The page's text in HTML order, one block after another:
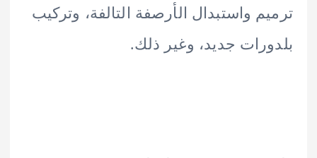
واستبدال الأرصفة التالفة، وتركيب
جديد، وغير ذلك.